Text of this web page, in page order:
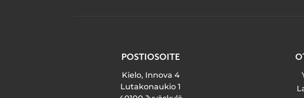
POSTIOSOITE
Kielo, Innova 4
Lutakonaukio 1